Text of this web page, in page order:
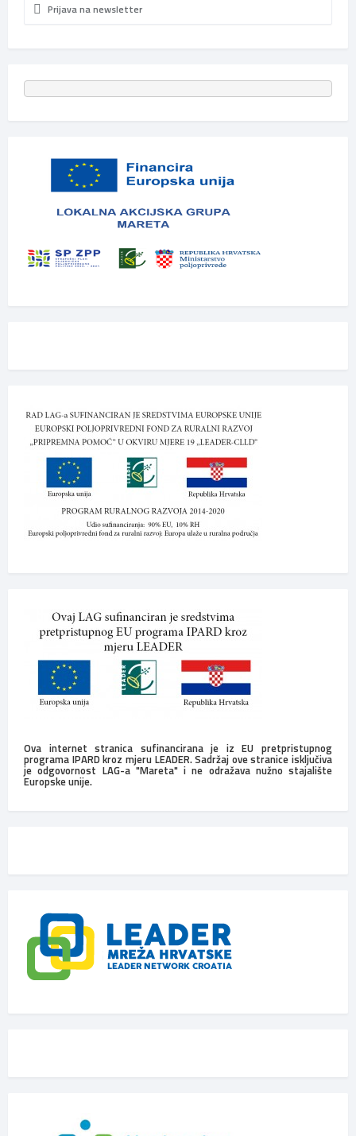
Prijava na newsletter
Ova internet stranica sufinancirana je iz EU pretpristupnog
programa IPARD kroz mjeru LEADER. Sadržaj ove stranice isključiva
je odgovornost LAG-a "Mareta" i ne odražava nužno stajalište
Europske unije.